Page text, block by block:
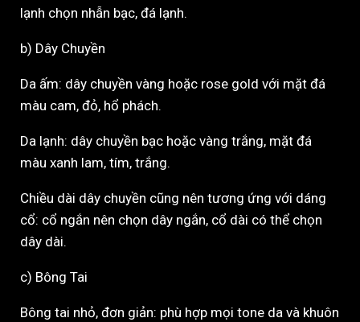
lạnh chọn nhẫn bạc, đá lạnh.
b) Dây Chuyền
Da ấm: dây chuyền vàng hoặc rose gold với mặt đá
màu cam, đỏ, hổ phách.
Da lạnh: dây chuyền bạc hoặc vàng trắng, mặt đá
màu xanh lam, tím, trắng.
Chiều dài dây chuyền cũng nên tương ứng với dáng
cổ: cổ ngắn nên chọn dây ngắn, cổ dài có thể chọn
dây dài.
c) Bông Tai
Bông tai nhỏ, đơn giản: phù hợp mọi tone da và khuôn